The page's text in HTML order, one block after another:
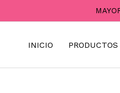
INICIO PRODUCTOS